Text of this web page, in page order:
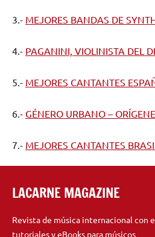
3.- MEJORES BANDAS DE
4.- PAGANINI, VIOLINISTA DEL
5.- MEJORES CANTANTES
6.- GÉNERO URBANO –
7.- MEJORES CANTANTES
LACARNE MAGAZINE
Revista de música internacional con
tutoriales y eBooks para músicos